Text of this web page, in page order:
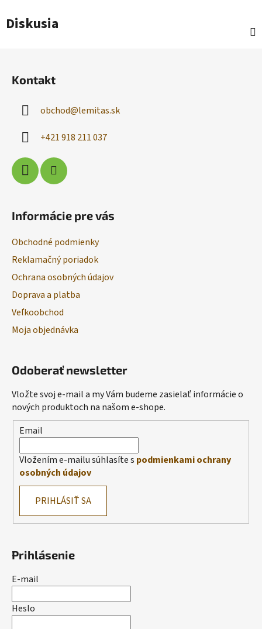
Diskusia
Kontakt
obchod@lemitas.sk
+421 918 211 037
Informácie pre vás
Obchodné podmienky
Reklamačný poriadok
Ochrana osobných údajov
Doprava a platba
Veľkoobchod
Moja objednávka
Odoberať newsletter
Vložte svoj e-mail a my Vám budeme zasielať informácie o
nových produktoch na našom e-shope.
Email
Vložením e-mailu súhlasíte s podmienkami ochrany
osobných údajov
PRIHLÁSIŤ SA
Prihlásenie
E-mail
Heslo